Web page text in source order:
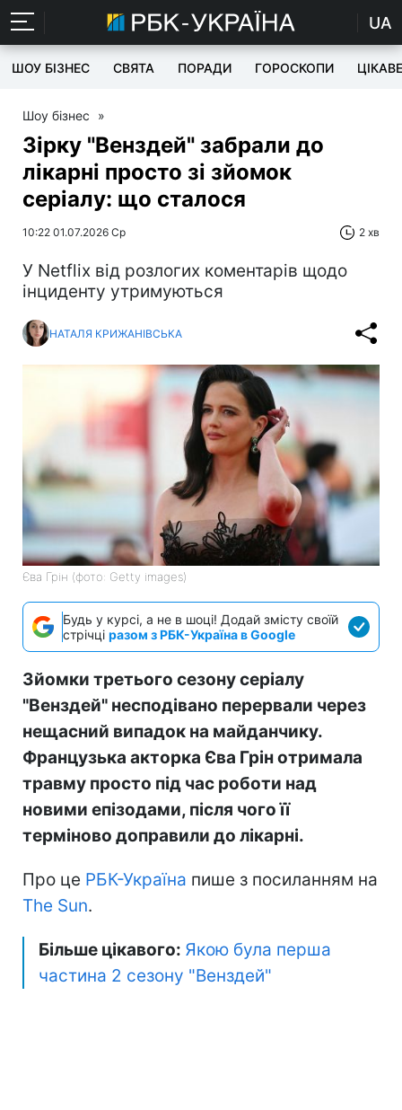
UA
ШОУ БІЗНЕС СВЯТА ПОРАДИ ГОРОСКОПИ ЦІКАВЕ
Шоу бізнес »
Зірку "Венздей" забрали до
лікарні просто зі зйомок
серіалу: що сталося
10:22 01.07.2026 Ср 2 хв
У Netflix від розлогих коментарів щодо
інциденту утримуються
НАТАЛЯ КРИЖАНІВСЬКА
Єва Грін (фото: Getty images)
Будь у курсі, а не в шоці! Додай змісту своїй
стрічці разом з РБК-Україна в Google
Зйомки третього сезону серіалу
"Венздей" несподівано перервали через
нещасний випадок на майданчику.
Французька акторка Єва Грін отримала
травму просто під час роботи над
новими епізодами, після чого її
терміново доправили до лікарні.
Про це РБК-Україна пише з посиланням на
The Sun.
Більше цікавого: Якою була перша
частина 2 сезону "Венздей"